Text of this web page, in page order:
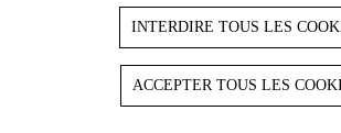
INTERDIRE TOUS LES
ACCEPTER TOUS LES